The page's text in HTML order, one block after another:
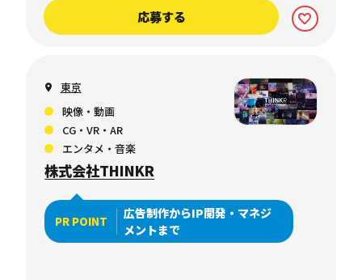
応募する
東京
映像・動画
CG・VR・AR
エンタメ・音楽
株式会社THINKR
PR POINT
広告制作からIP開発・マネジ
メントまで